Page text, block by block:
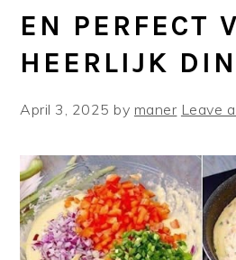
EN PERFECT
HEERLIJK
April 3, 2025 by maner Leave